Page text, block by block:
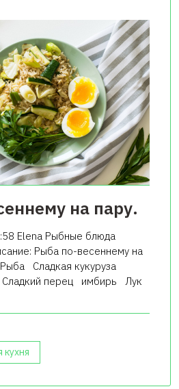
на пару.
Elena Рыбные блюда
Рыба по-весеннему на
Сладкая кукуруза
перец имбирь Лук
кухня